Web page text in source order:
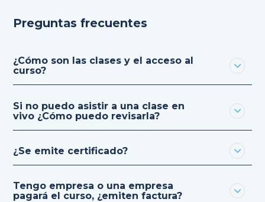
Preguntas frecuentes
¿Cómo son las clases y el acceso al
curso?
Si no puedo asistir a una clase en
vivo ¿Cómo puedo revisarla?
¿Se emite certificado?
Tengo empresa o una empresa
pagará el curso, ¿emiten factura?